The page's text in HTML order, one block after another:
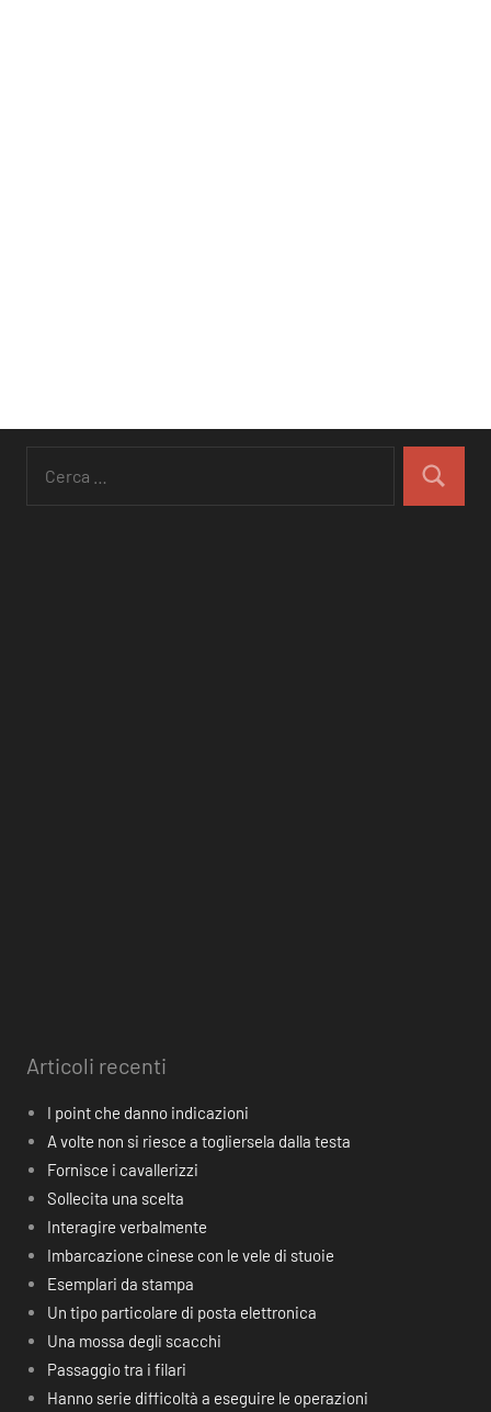
Articoli recenti
I point che danno indicazioni
A volte non si riesce a togliersela dalla testa
Fornisce i cavallerizzi
Sollecita una scelta
Interagire verbalmente
Imbarcazione cinese con le vele di stuoie
Esemplari da stampa
Un tipo particolare di posta elettronica
Una mossa degli scacchi
Passaggio tra i filari
Hanno serie difficoltà a eseguire le operazioni